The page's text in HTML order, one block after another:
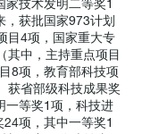
技术发明二等奖1
，获批国家973计划
目4项，国家重大专
其中，主持重点项目
8项，教育部科技项
获省部级科技成果奖
一等奖1项，科技进
项，其中一等奖1